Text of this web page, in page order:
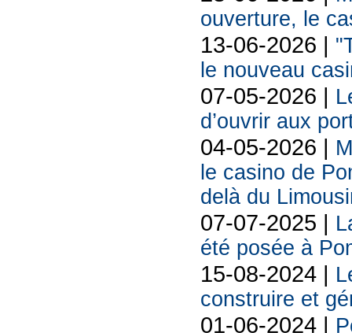
ouverture, le
13-06-2026 |
le nouveau
07-05-2026 |
d’ouvrir aux
04-05-2026 |
le casino de
delà du
07-07-2025 |
été posée à
15-08-2024 |
construire et
01-06-2024 |